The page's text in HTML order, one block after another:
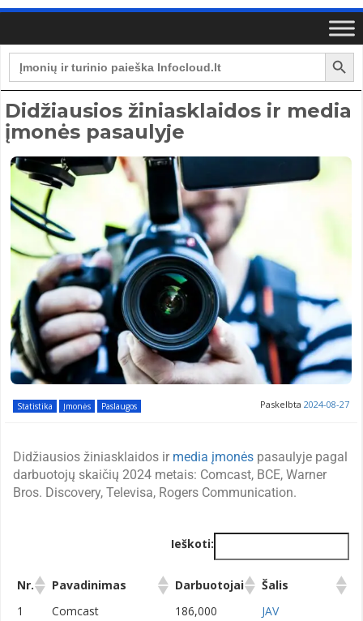
Search
for:
Search Button
Didžiausios žiniasklaidos ir media
įmonės pasaulyje
Statistika Įmonės Paslaugos Paskelbta 2024-08-27
Didžiausios žiniasklaidos ir media įmonės pasaulyje pagal
darbuotojų skaičių 2024 metais: Comcast, BCE, Warner
Bros. Discovery, Televisa, Rogers Communication.
Ieškoti:
Nr. Pavadinimas Darbuotojai
Šalis
Nr.
Pavadinimas Darbuotojai Šalis
1 Comcast 186,000
JAV